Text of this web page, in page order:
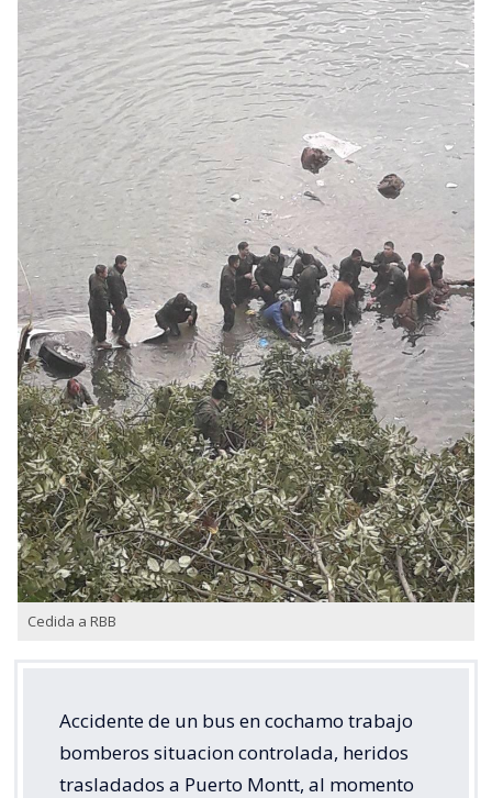
Cedida a RBB
Accidente de un bus en cochamo trabajo
bomberos situacion controlada, heridos
trasladados a Puerto Montt, al momento